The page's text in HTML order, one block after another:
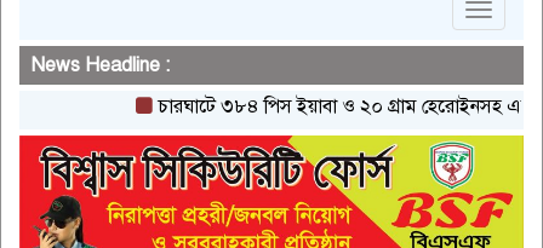
Toggle
News Headline :
চারঘাটে ৩৮৪ পিস ইয়াবা ও ২০ গ্রাম হেরোইনসহ একজন